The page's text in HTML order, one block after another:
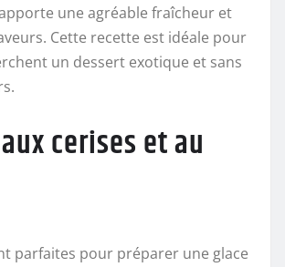
une agréable fraîcheur et
Cette recette est idéale pour
un dessert exotique et sans
cerises et au
parfaites pour préparer une glace